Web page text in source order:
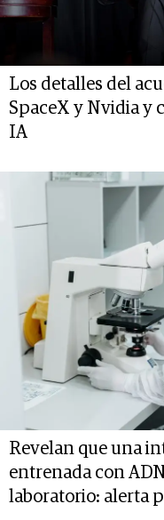
Los detalles del
SpaceX y Nvidia y
IA
Revelan que una
entrenada con
laboratorio: alerta